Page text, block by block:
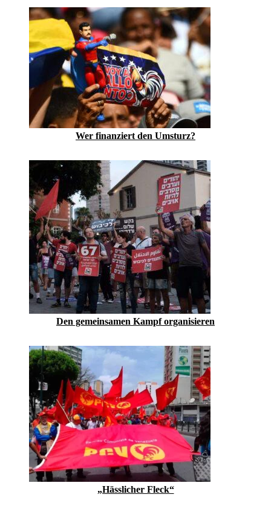
Wer finanziert den Umsturz?
Den gemeinsamen Kampf organisieren
„Hässlicher Fleck“